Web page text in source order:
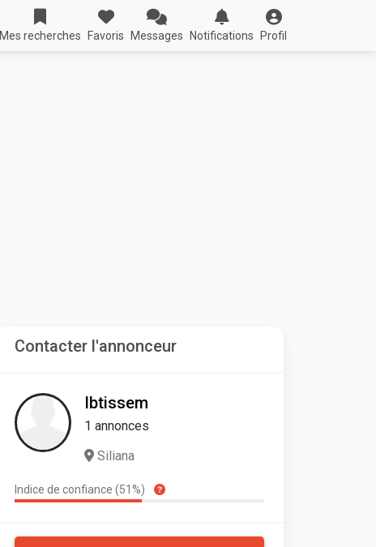
Mes recherches Favoris Messages Notifications Profil
Contacter l'annonceur
Ibtissem
1 annonces
Siliana
Indice de confiance (51%)